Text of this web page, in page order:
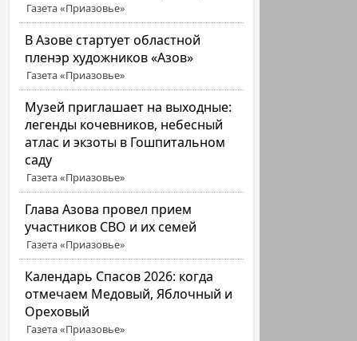
Газета «Приазовье»
В Азове стартует областной
пленэр художников «Азов»
Газета «Приазовье»
Музей приглашает на выходные:
легенды кочевников, небесный
атлас и экзоты в Гошпитальном
саду
Газета «Приазовье»
Глава Азова провел прием
участников СВО и их семей
Газета «Приазовье»
Календарь Спасов 2026: когда
отмечаем Медовый, Яблочный и
Ореховый
Газета «Приазовье»